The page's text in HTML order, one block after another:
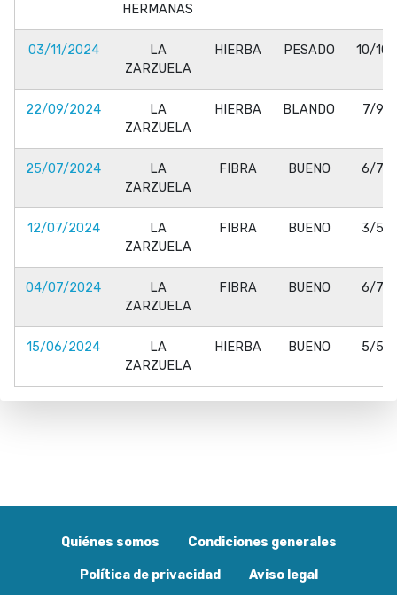
HERMANAS
03/11/2024
LA
ZARZUELA
HIERBA PESADO 10/10
22/09/2024
LA
ZARZUELA
HIERBA BLANDO 7/9
25/07/2024
LA
ZARZUELA
FIBRA BUENO 6/7
12/07/2024
LA
ZARZUELA
FIBRA BUENO 3/5
04/07/2024
LA
ZARZUELA
FIBRA BUENO 6/7
15/06/2024
LA
ZARZUELA
HIERBA BUENO 5/5
Quiénes somos Condiciones generales
Política de privacidad Aviso legal